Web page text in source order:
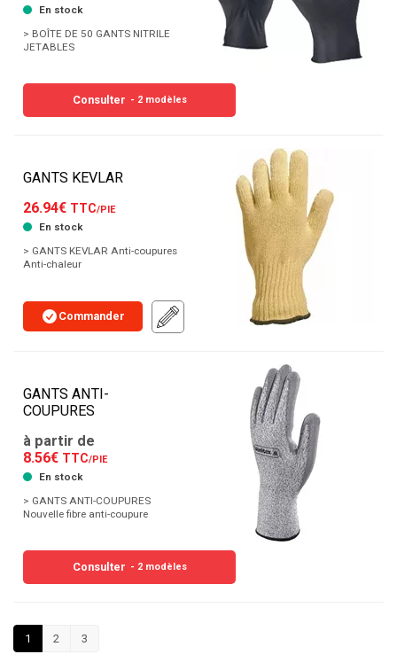
En stock
> BOÎTE DE 50 GANTS NITRILE
JETABLES
Consulter - 2 modèles
GANTS KEVLAR
26.94€ TTC/PIE
En stock
> GANTS KEVLAR Anti-coupures
Anti-chaleur
Commander
GANTS ANTI-
COUPURES
à partir de
8.56€ TTC/PIE
En stock
> GANTS ANTI-COUPURES
Nouvelle fibre anti-coupure
Consulter - 2 modèles
1 2 3